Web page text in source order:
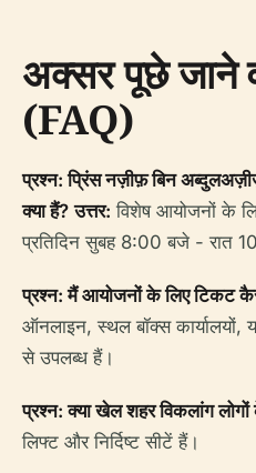
अक्सर पूछे जाने
(FAQ)
प्रश्न: प्रिंस नज़ीफ़ बिन
क्या हैं? उत्तर: विशेष आयोजनों के
प्रतिदिन सुबह 8:00 बजे - रात
प्रश्न: मैं आयोजनों के लिए टिकट
ऑनलाइन, स्थल बॉक्स कार्यालयों,
से उपलब्ध हैं।
प्रश्न: क्या खेल शहर विकलांग
लिफ्ट और निर्दिष्ट सीटें हैं।